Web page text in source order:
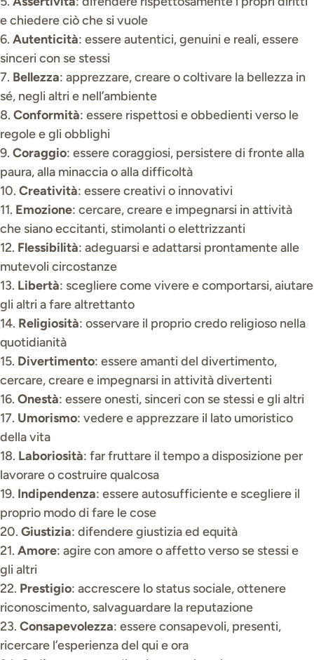
e chiedere ciò che si vuole
6. Autenticità: essere autentici, genuini e reali, essere
sinceri con se stessi
7. Bellezza: apprezzare, creare o coltivare la bellezza in
sé, negli altri e nell’ambiente
8. Conformità: essere rispettosi e obbedienti verso le
regole e gli obblighi
9. Coraggio: essere coraggiosi, persistere di fronte alla
paura, alla minaccia o alla difficoltà
10. Creatività: essere creativi o innovativi
11. Emozione: cercare, creare e impegnarsi in attività
che siano eccitanti, stimolanti o elettrizzanti
12. Flessibilità: adeguarsi e adattarsi prontamente alle
mutevoli circostanze
13. Libertà: scegliere come vivere e comportarsi, aiutare
gli altri a fare altrettanto
14. Religiosità: osservare il proprio credo religioso nella
quotidianità
15. Divertimento: essere amanti del divertimento,
cercare, creare e impegnarsi in attività divertenti
16. Onestà: essere onesti, sinceri con se stessi e gli altri
17. Umorismo: vedere e apprezzare il lato umoristico
della vita
18. Laboriosità: far fruttare il tempo a disposizione per
lavorare o costruire qualcosa
19. Indipendenza: essere autosufficiente e scegliere il
proprio modo di fare le cose
20. Giustizia: difendere giustizia ed equità
21. Amore: agire con amore o affetto verso se stessi e
gli altri
22. Prestigio: accrescere lo status sociale, ottenere
riconoscimento, salvaguardare la reputazione
23. Consapevolezza: essere consapevoli, presenti,
ricercare l’esperienza del qui e ora